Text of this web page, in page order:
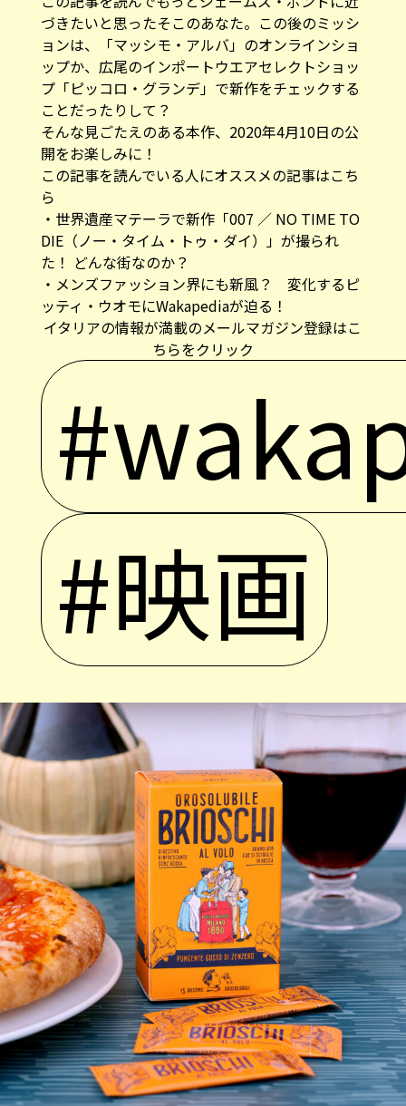
づきたいと思ったそこのあなた。この後のミッシ
ョンは、
「マッシモ・アルバ」のオンラインショ
ップか、 広尾のインポートウエアセレクトショッ
プ「ピッコロ・グランデ」 で新作をチェックする
ことだったりして？
そんな見ごたえのある本作、2020年4月10日の公
開をお楽しみに！
この記事を読んでいる人にオススメの記事はこち
ら
・ 世界遺産マテーラで新作「007 ／ NO TIME TO
DIE（ノー・タイム・トゥ・ダイ）」が撮られ
た！ どんな街なのか？
・ メンズファッション界にも新風？ 変化するピ
ッティ・ウオモにWakapediaが迫る！
イタリアの情報が満載のメールマガジン登録はこ
ちらをクリック
#映画